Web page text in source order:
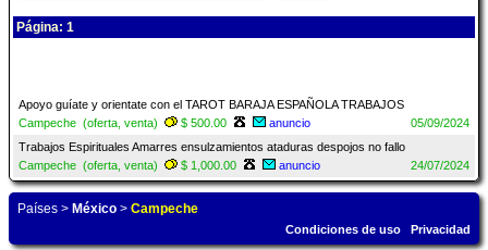
Página: 1
Apoyo guíate y orientate con el TAROT BARAJA ESPAÑOLA TRABAJOS
Campeche (oferta, venta)
$ 500.00 anuncio
05/09/2024
Trabajos Espirituales Amarres ensulzamientos ataduras despojos no fallo
Campeche (oferta, venta)
$ 1,000.00 anuncio 24/07/2024
Países > México > Campeche
Condiciones de uso Privacidad